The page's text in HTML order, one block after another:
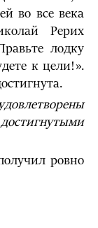
во все века
Рерих
лодку
к цели!».
ровно